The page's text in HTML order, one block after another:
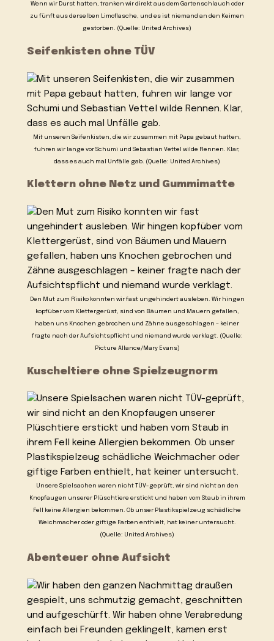
Wenn wir Durst hatten, tranken wir direkt aus dem Gartenschlauch oder
zu fünft aus derselben Limoflasche, und es ist niemand an den Keimen
gestorben. (Quelle: United Archives)
Seifenkisten ohne TÜV
Mit unseren Seifenkisten, die wir zusammen mit Papa gebaut hatten,
fuhren wir lange vor Schumi und Sebastian Vettel wilde Rennen. Klar,
dass es auch mal Unfälle gab. (Quelle: United Archives)
Klettern ohne Netz und Gummimatte
Den Mut zum Risiko konnten wir fast ungehindert ausleben. Wir hingen
kopfüber vom Klettergerüst, sind von Bäumen und Mauern gefallen,
haben uns Knochen gebrochen und Zähne ausgeschlagen – keiner
fragte nach der Aufsichtspflicht und niemand wurde verklagt. (Quelle:
Picture Allance/Mary Evans)
Kuscheltiere ohne Spielzeugnorm
Unsere Spielsachen waren nicht TÜV-geprüft, wir sind nicht an den
Knopfaugen unserer Plüschtiere erstickt und haben vom Staub in ihrem
Fell keine Allergien bekommen. Ob unser Plastikspielzeug schädliche
Weichmacher oder giftige Farben enthielt, hat keiner untersucht.
(Quelle: United Archives)
Abenteuer ohne Aufsicht